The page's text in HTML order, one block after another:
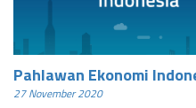
Pahlawan Ekonomi
27 November 2020